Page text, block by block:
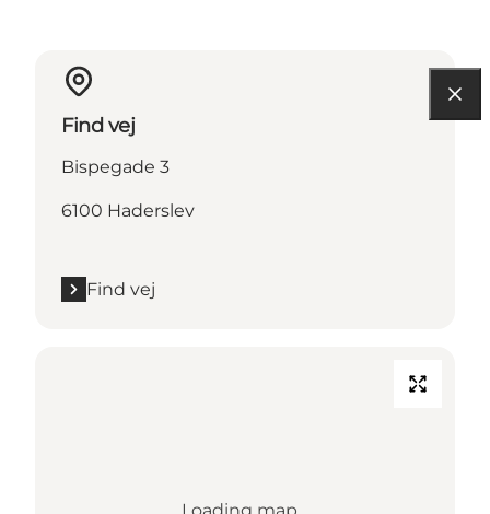
Find vej
Bispegade 3
6100 Haderslev
Find vej